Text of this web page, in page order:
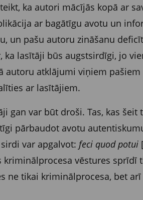
ka autori mācījās kopā ar
ar bagātīgu avotu un
un pašu autoru zināšanu
lasītāji būs augstsirdīgi, jo
autoru atklājumi viņiem pašiem
ar lasītājiem.
gan var būt droši. Tas, kas šeit
pārbaudot avotu
var apgalvot: feci quod potui
vēstures sprīdī
ne tikai kriminālprocesa, bet arī